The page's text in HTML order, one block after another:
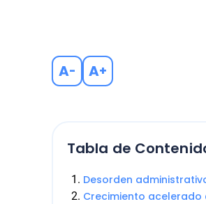
A- A+
Tabla de
Desorden
Crecimiento acelerado